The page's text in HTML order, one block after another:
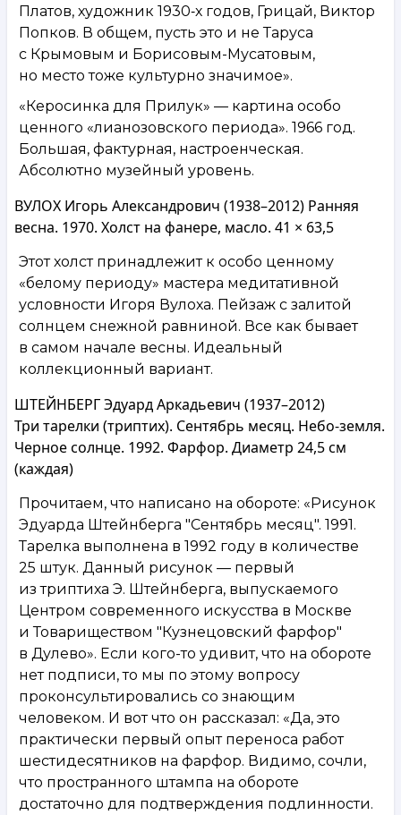
Платов, художник 1930‑х годов, Грицай, Виктор
Попков. В общем, пусть это и не Таруса
с Крымовым и Борисовым-Мусатовым,
но место тоже культурно значимое».
«Керосинка для Прилук» — картина особо
ценного «лианозовского периода». 1966 год.
Большая, фактурная, настроенческая.
Абсолютно музейный уровень.
ВУЛОХ Игорь Александрович (1938–2012) Ранняя
весна. 1970. Холст на фанере, масло. 41 × 63,5
Этот холст принадлежит к особо ценному
«белому периоду» мастера медитативной
условности Игоря Вулоха. Пейзаж с залитой
солнцем снежной равниной. Все как бывает
в самом начале весны. Идеальный
коллекционный вариант.
ШТЕЙНБЕРГ Эдуард Аркадьевич (1937–2012)
Три тарелки (триптих). Сентябрь месяц. Небо-земля.
Черное солнце. 1992. Фарфор. Диаметр 24,5 см
(каждая)
Прочитаем, что написано на обороте: «Рисунок
Эдуарда Штейнберга "Сентябрь месяц". 1991.
Тарелка выполнена в 1992 году в количестве
25 штук. Данный рисунок — первый
из триптиха Э. Штейнберга, выпускаемого
Центром современного искусства в Москве
и Товариществом "Кузнецовский фарфор"
в Дулево». Если кого-то удивит, что на обороте
нет подписи, то мы по этому вопросу
проконсультировались со знающим
человеком. И вот что он рассказал: «Да, это
практически первый опыт переноса работ
шестидесятников на фарфор. Видимо, сочли,
что пространного штампа на обороте
достаточно для подтверждения подлинности.